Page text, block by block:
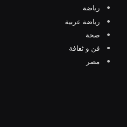
رياضة
رياضة عربية
صحة
فن و ثقافة
مصر